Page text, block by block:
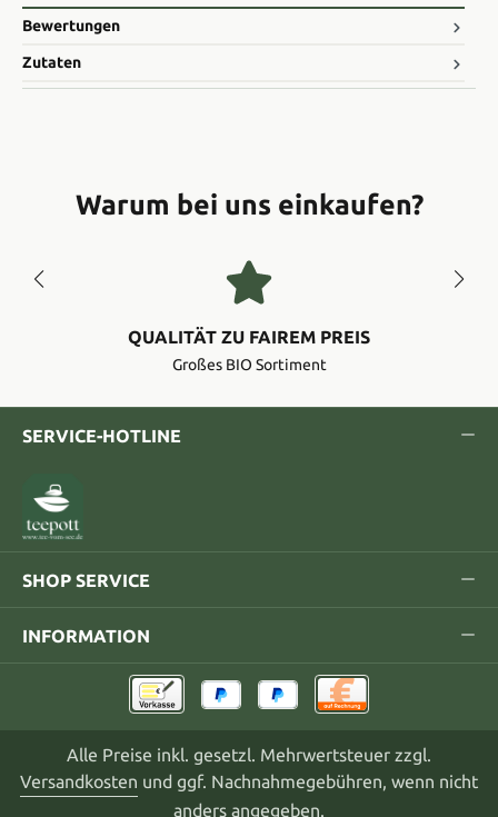
Bewertungen
Zutaten
Warum bei uns einkaufen?
QUALITÄT ZU FAIREM PREIS
Großes BIO Sortiment
SERVICE-HOTLINE
SHOP SERVICE
INFORMATION
Alle Preise inkl. gesetzl. Mehrwertsteuer zzgl.
Versandkosten und ggf. Nachnahmegebühren, wenn nicht
anders angegeben.